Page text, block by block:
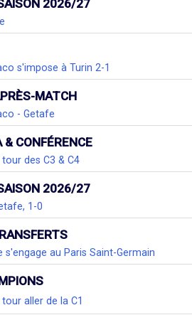
2026/27
s'impose à Turin 2-1
MATCH
- Getafe
& CONFÉRENCE
tour des C3 & C4
2026/27
1-0
s'engage au Paris Saint-Germain
aller de la C1